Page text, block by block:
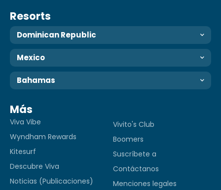
Resorts
Dominican Republic
Mexico
Bahamas
Más
Viva Vibe
Wyndham Rewards
Kitesurf
Descubre Viva
Noticias (Publicaciones)
Vivito's Club
Boomers
Suscríbete a
Contáctanos
Menciones legales